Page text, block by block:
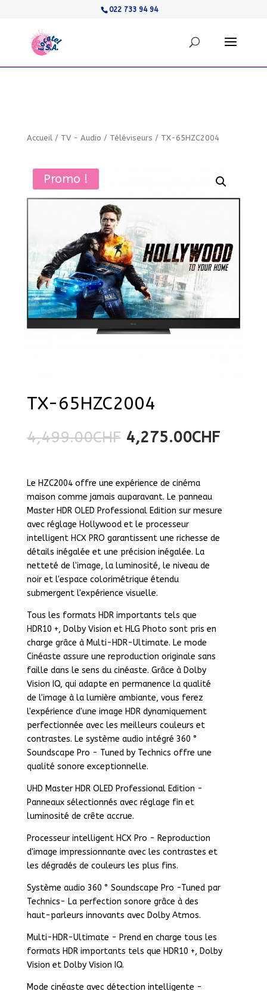
022 733 94 94
Accueil/ TV - Audio / Téléviseurs / TX-65HZC2004
Promo !
TX-65HZC2004
4,499.00CHF 4,275.00CHF
Le HZC2004 offre une expérience de cinéma
maison comme jamais auparavant. Le panneau
Master HDR OLED Professional Edition sur mesure
avec réglage Hollywood et le processeur
intelligent HCX PRO garantissent une richesse de
détails inégalée et une précision inégalée. La
netteté de l'image, la luminosité, le niveau de
noir et l'espace colorimétrique étendu
submergent l'expérience visuelle.
Tous les formats HDR importants tels que
HDR10 +, Dolby Vision et HLG Photo sont pris en
charge grâce à Multi-HDR-Ultimate. Le mode
Cinéaste assure une reproduction originale sans
faille dans le sens du cinéaste. Grâce à Dolby
Vision IQ, qui adapte en permanence la qualité
de l'image à la lumière ambiante, vous ferez
l'expérience d'une image HDR dynamiquement
perfectionnée avec les meilleurs couleurs et
contrastes. Le système audio intégré 360 °
Soundscape Pro - Tuned by Technics offre une
qualité sonore exceptionnelle.
UHD Master HDR OLED Professional Edition -
Panneaux sélectionnés avec réglage fin et
luminosité de crête accrue.
Processeur intelligent HCX Pro - Reproduction
d'image impressionnante avec les contrastes et
les dégradés de couleurs les plus fins.
Système audio 360 ° Soundscape Pro -Tuned par
Technics- La perfection sonore grâce à des
haut-parleurs innovants avec Dolby Atmos.
Multi-HDR-Ultimate - Prend en charge tous les
formats HDR importants tels que HDR10 +, Dolby
Vision et Dolby Vision IQ.
Mode cinéaste avec détection intelligente -